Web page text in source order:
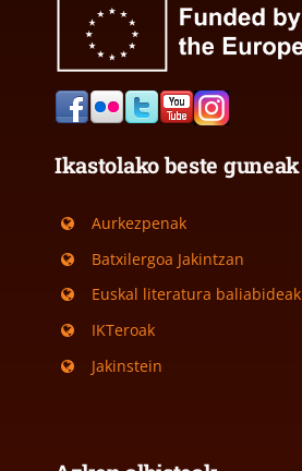
Ikastolako beste guneak
Aurkezpenak
Batxilergoa Jakintzan
Euskal literatura baliabideak
IKTeroak
Jakinstein